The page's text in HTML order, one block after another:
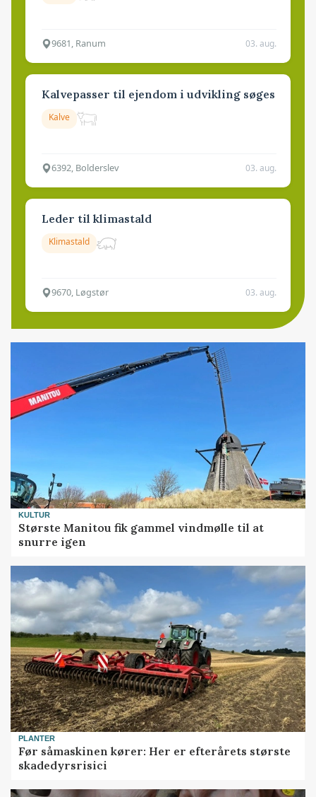
9681, Ranum 03. aug.
Kalvepasser til ejendom i udvikling søges
Kalve
6392, Bolderslev 03. aug.
Leder til klimastald
Klimastald
9670, Løgstør 03. aug.
KULTUR
Største Manitou fik gammel vindmølle til at
snurre igen
PLANTER
Før såmaskinen kører: Her er efterårets største
skadedyrsrisici